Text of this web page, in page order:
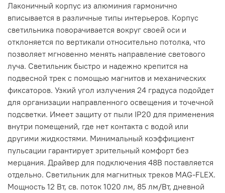
Лаконичный корпус из алюминия гармонично
вписывается в различные типы интерьеров. Корпус
светильника поворачивается вокруг своей оси и
отклоняется по вертикали относительно потолка, что
позволяет мгновенно менять направление светового
луча. Светильник быстро и надежно крепится на
подвесной трек с помощью магнитов и механических
фиксаторов. Узкий угол излучения 24 градуса подойдет
для организации направленного освещения и точечной
подсветки. Имеет защиту от пыли IP20 для применения
внутри помещений, где нет контакта с водой или
другими жидкостями. Минимальный коэффициент
пульсации гарантирует зрительный комфорт без
мерцания. Драйвер для подключения 48В поставляется
отдельно. Светильник для магнитных треков MAG-FLEX.
Мощность 12 Вт, св. поток 1020 лм, 85 лм/Вт, дневной